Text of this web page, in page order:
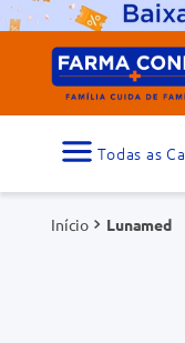
Lunamed